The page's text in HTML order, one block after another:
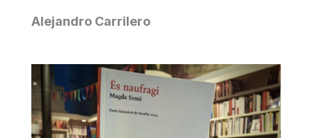
Alejandro Carrilero